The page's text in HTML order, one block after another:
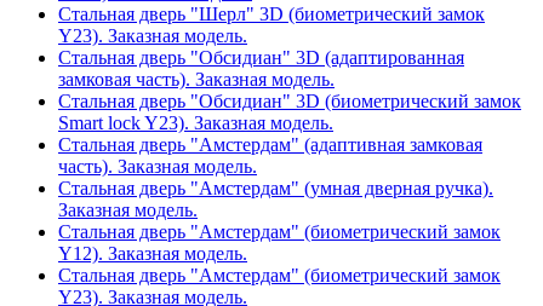
Стальная дверь "Шерл" 3D (биометрический замок
Y23). Заказная модель.
Стальная дверь "Обсидиан" 3D (адаптированная
замковая часть). Заказная модель.
Стальная дверь "Обсидиан" 3D (биометрический замок
Smart lock Y23). Заказная модель.
Стальная дверь "Амстердам" (адаптивная замковая
часть). Заказная модель.
Стальная дверь "Амстердам" (умная дверная ручка).
Заказная модель.
Стальная дверь "Амстердам" (биометрический замок
Y12). Заказная модель.
Стальная дверь "Амстердам" (биометрический замок
Y23). Заказная модель.